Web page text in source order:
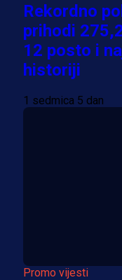
Rekordno
prihodi
12 posto i
historiji
1 sedmica 5 dan
Promo vijesti